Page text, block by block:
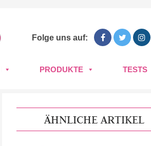
Folge uns auf:
PRODUKTE TESTS
ÄHNLICHE ARTIKEL